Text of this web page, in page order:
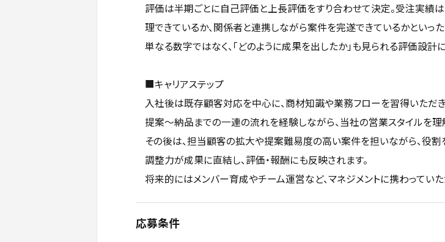
評価は半期ごとに自己評価と上長評価をすり合わせて決定。受注実績
理できているか、関係者と連携しながら案件を完遂できているかといっ
単なる数字ではなく、「どのように成果を出したか」も見られる評価設計に
■キャリアステップ
入社後は既存顧客対応を中心に、商材知識や業務フローを習得いただき
提案〜納品までの一連の流れを経験しながら、当社の営業スタイルを理
その後は、担当顧客の拡大や提案難易度の高い案件を担いながら、役
調整力が成果に直結し、評価・報酬にも反映されます。
将来的にはメンバー育成やチーム運営など、マネジメントに携わっていた
応募条件